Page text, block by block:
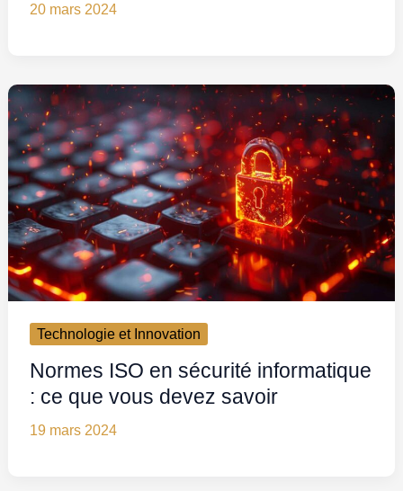
20 mars 2024
Technologie et Innovation
Normes ISO en sécurité informatique
: ce que vous devez savoir
19 mars 2024